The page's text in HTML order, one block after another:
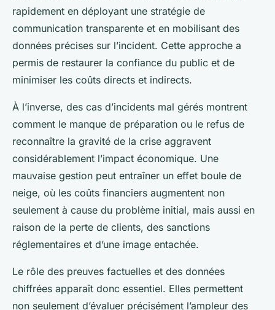
rapidement en déployant une stratégie de
communication transparente et en mobilisant des
données précises sur l’incident. Cette approche a
permis de restaurer la confiance du public et de
minimiser les coûts directs et indirects.
À l’inverse, des cas d’incidents mal gérés montrent
comment le manque de préparation ou le refus de
reconnaître la gravité de la crise aggravent
considérablement l’impact économique. Une
mauvaise gestion peut entraîner un effet boule de
neige, où les coûts financiers augmentent non
seulement à cause du problème initial, mais aussi en
raison de la perte de clients, des sanctions
réglementaires et d’une image entachée.
Le rôle des preuves factuelles et des données
chiffrées apparaît donc essentiel. Elles permettent
non seulement d’évaluer précisément l’ampleur des